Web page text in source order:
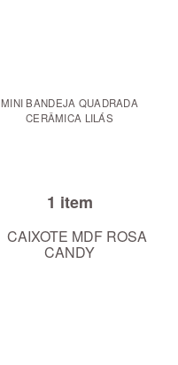
MINI BANDEJA QUADRADA
CERÂMICA LILÁS
1 item